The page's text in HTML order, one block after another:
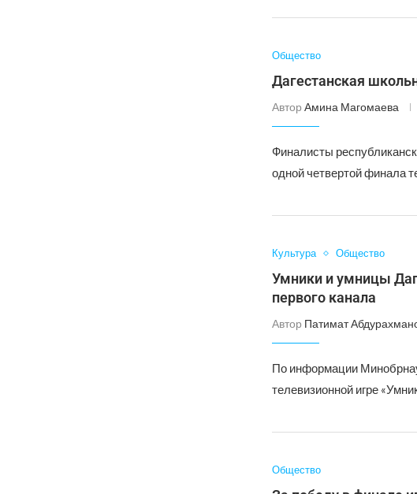
Общество
Дагестанская
Автор Амина Магомаева
Финалисты
одной четвертой финала
Культура Общество
Умники и умницы
первого канала
Автор Патимат
По информации
телевизионной игре
Общество